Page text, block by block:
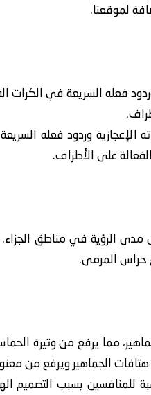
لموقعنا.
فعله السريعة في الكرات
وردود فعله
على الأطراف.
الرؤية في مناطق
حراس المرمى.
مما يرفع من وتيرة
الجماهير ويرفع من
للمنافسين بسبب التصميم